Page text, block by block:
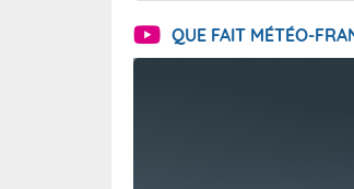
QUE FAIT MÉTÉO-